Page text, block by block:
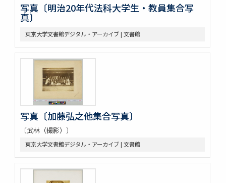
写真〔明治20年代法科大学生・教員集合写
真〕
東京大学文書館デジタル・アーカイブ | 文書館
写真〔加藤弘之他集合写真〕
〔武林（撮影）〕
東京大学文書館デジタル・アーカイブ | 文書館